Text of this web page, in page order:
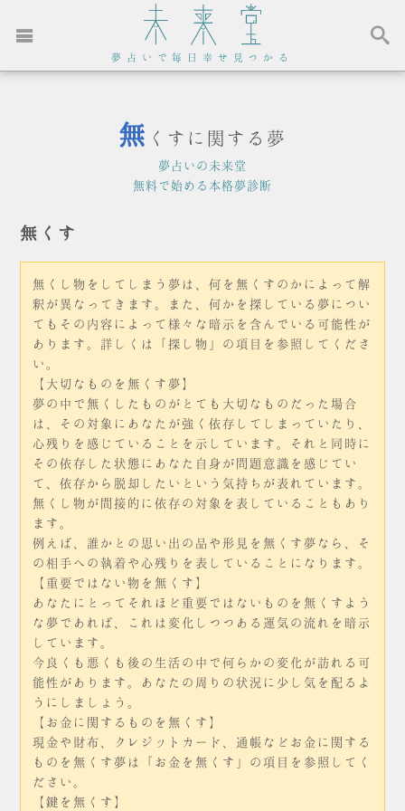
夢占いで毎日幸せ見つかる
無 くすに関する夢
夢占いの未来堂
無料で始める本格夢診断
無くす
無くし物をしてしまう夢は、何を無くすのかによって解
釈が異なってきます。また、何かを探している夢につい
てもその内容によって様々な暗示を含んでいる可能性が
あります。詳しくは「探し物」の項目を参照してくださ
い。
【大切なものを無くす夢】
夢の中で無くしたものがとても大切なものだった場合
は、その対象にあなたが強く依存してしまっていたり、
心残りを感じていることを示しています。それと同時に
その依存した状態にあなた自身が問題意識を感じてい
て、依存から脱却したいという気持ちが表れています。
無くし物が間接的に依存の対象を表していることもあり
ます。
例えば、誰かとの思い出の品や形見を無くす夢なら、そ
の相手への執着や心残りを表していることになります。
【重要ではない物を無くす】
あなたにとってそれほど重要ではないものを無くすよう
な夢であれば、これは変化しつつある運気の流れを暗示
しています。
今良くも悪くも後の生活の中で何らかの変化が訪れる可
能性があります。あなたの周りの状況に少し気を配るよ
うにしましょう。
【お金に関するものを無くす】
現金や財布、クレジットカード、通帳などお金に関する
ものを無くす夢は「お金を無くす」の項目を参照してく
ださい。
【鍵を無くす】